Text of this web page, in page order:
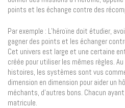
points et les échange contre des
Par exemple : L’héroïne doit étudier,
gagner des points et les échanger
Cet univers est large et une certaine
créée pour utiliser les mêmes règles.
histoires, les systèmes sont vus
dimension en dimension pour aider un
méchants, d’autres bons. Chacun
matricule.